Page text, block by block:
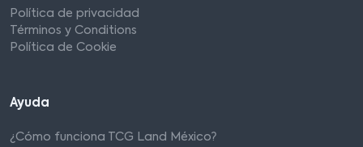
Política de privacidad
Términos y Conditions
Política de Cookie
Ayuda
¿Cómo funciona TCG Land México?